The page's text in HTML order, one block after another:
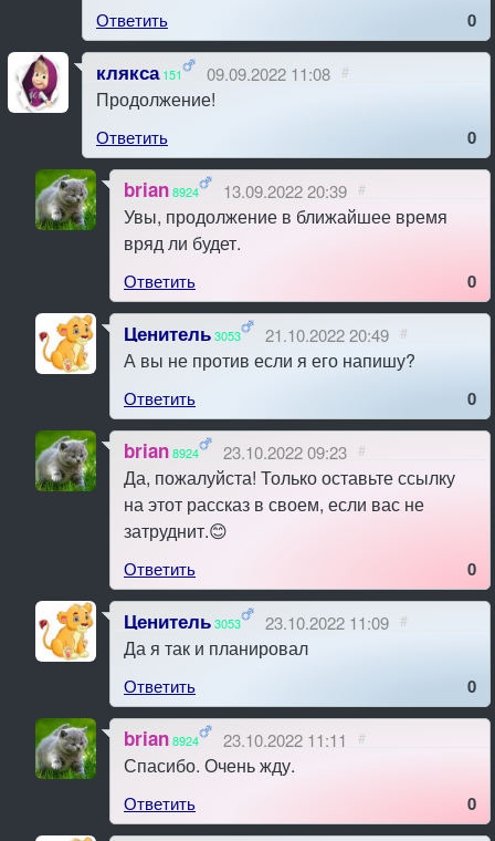
Ответить 0
клякса 151 09.09.2022 11:08 #
Продолжение!
Ответить 0
brian8924 13.09.2022 20:39 #
Увы, продолжение в ближайшее время
вряд ли будет.
Ответить 0
Ценитель3053 21.10.2022 20:49 #
А вы не против если я его напишу?
Ответить 0
brian8924 23.10.2022 09:23 #
Да, пожалуйста! Только оставьте ссылку
на этот рассказ в своем, если вас не
затруднит.😊
Ответить 0
Ценитель3053 23.10.2022 11:09 #
Да я так и планировал
Ответить 0
brian8924 23.10.2022 11:11 #
Спасибо. Очень жду.
Ответить 0